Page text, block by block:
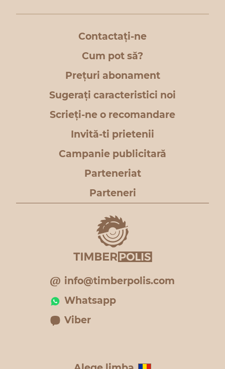
Contactați-ne
Cum pot să?
Prețuri abonament
Sugerați caracteristici noi
Scrieți-ne o recomandare
Invită-ti prietenii
Campanie publicitară
Parteneriat
Parteneri
info@timberpolis.com
Whatsapp
Viber